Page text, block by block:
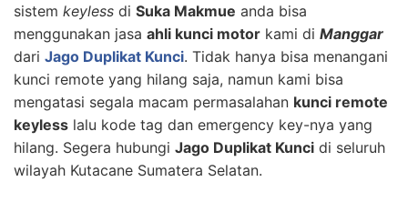
sistem keyless di Suka Makmue anda bisa
menggunakan jasa ahli kunci motor kami di Manggar
dari Jago Duplikat Kunci. Tidak hanya bisa menangani
kunci remote yang hilang saja, namun kami bisa
mengatasi segala macam permasalahan kunci remote
keyless lalu kode tag dan emergency key-nya yang
hilang. Segera hubungi Jago Duplikat Kunci di seluruh
wilayah Kutacane Sumatera Selatan.